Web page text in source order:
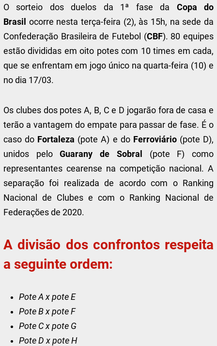
O sorteio dos duelos da 1ª fase da Copa do
Brasil ocorre nesta terça-feira (2), às 15h, na sede da
Confederação Brasileira de Futebol (CBF). 80 equipes
estão divididas em oito potes com 10 times em cada,
que se enfrentam em jogo único na quarta-feira (10) e
no dia 17/03.
Os clubes dos potes A, B, C e D jogarão fora de casa e
terão a vantagem do empate para passar de fase. É o
caso do Fortaleza (pote A) e do Ferroviário (pote D),
unidos peloGuarany de Sobral (pote F) como
representantes cearense na competição nacional. A
separação foi realizada de acordo com o Ranking
Nacional de Clubes e com o Ranking Nacional de
Federações de 2020.
A divisão dos confrontos respeita
a seguinte ordem:
Pote A x pote E
Pote B x pote F
Pote C x pote G
Pote D x pote H